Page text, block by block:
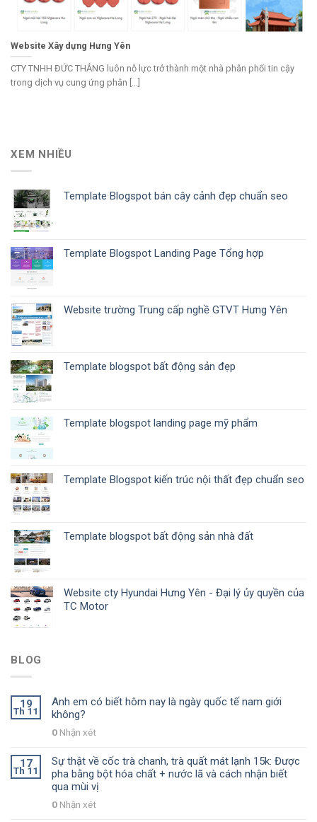
Website Xây dựng Hưng Yên
CTY TNHH ĐỨC THẮNG luôn nỗ lực trở thành một nhà phân phối tin cậy
trong dịch vụ cung ứng phân [...]
XEM NHIỀU
Template Blogspot bán cây cảnh đẹp chuẩn seo
Template Blogspot Landing Page Tổng hợp
Website trường Trung cấp nghề GTVT Hưng Yên
Template blogspot bất động sản đẹp
Template blogspot landing page mỹ phẩm
Template Blogspot kiến trúc nội thất đẹp chuẩn seo
Template blogspot bất động sản nhà đất
Website cty Hyundai Hưng Yên - Đại lý ủy quyền của
TC Motor
BLOG
19
Th 11
Anh em có biết hôm nay là ngày quốc tế nam giới
không?
0 Nhận xét
17
Th 11
Sự thật về cốc trà chanh, trà quất mát lạnh 15k: Được
pha bằng bột hóa chất + nước lã và cách nhận biết
qua mùi vị
0 Nhận xét